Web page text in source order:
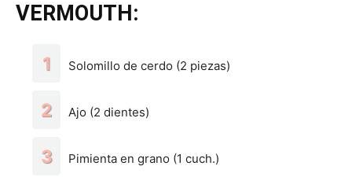
VERMOUTH:
Solomillo de cerdo (2 piezas)
Ajo (2 dientes)
Pimienta en grano (1 cuch.)